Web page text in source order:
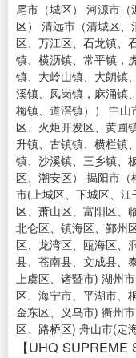
尾市（城区） 河源市
区） 清远市（清城区
区、万江区、石龙镇、
镇、横沥镇、常平镇，
镇、大岭山镇、大朗镇
溪镇、凤岗镇，麻涌镇
梅镇、道滘镇）） 中
区、火炬开发区、黄圃
升镇、古镇镇、横栏镇
镇、沙溪镇、三乡镇、
区、潮安区） 揭阳市
市(上城区、下城区、
区、萧山区、富阳区、
北仑区、镇海区、鄞州
区、龙湾区、瓯海区、
县、苍南县、文成县、
上虞区、诸暨市) 湖州
区、海宁市、平湖市、
金东区、义乌市) 衢州
区、路桥区) 舟山市(定
【UHQ